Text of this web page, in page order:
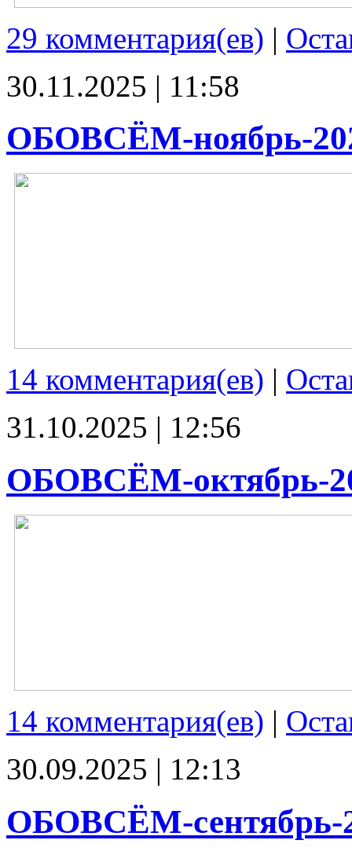
29 комментария(ев) |
30.11.2025 | 11:58
ОБОВСЁМ-ноябрь-
14 комментария(ев) |
31.10.2025 | 12:56
ОБОВСЁМ-октябрь-
14 комментария(ев) |
30.09.2025 | 12:13
ОБОВСЁМ-сентябрь-